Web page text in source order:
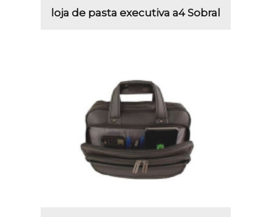
loja de pasta executiva a4 Sobral